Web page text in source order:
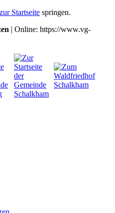
zur Startseite springen.
| Online: https://www.vg-